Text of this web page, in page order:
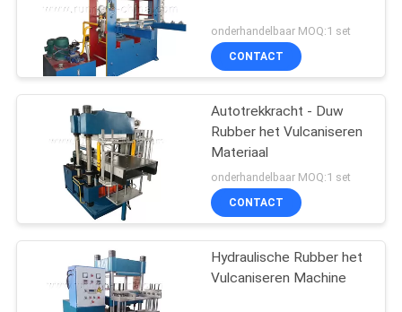
onderhandelbaar MOQ:1 set
CONTACT
Autotrekkracht - Duw
Rubber het Vulcaniseren
Materiaal
onderhandelbaar MOQ:1 set
CONTACT
Hydraulische Rubber het
Vulcaniseren Machine